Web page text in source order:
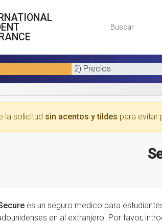
2) Precios
la solicitud sin acentos y tildes para evitar
es un seguro medico para estudiantes internacionales. Esto
introduzca sus datos a continuacion para recibir un presupuesto gratuito y luego comprar una